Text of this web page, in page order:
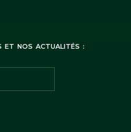
ET NOS ACTUALITÉS :